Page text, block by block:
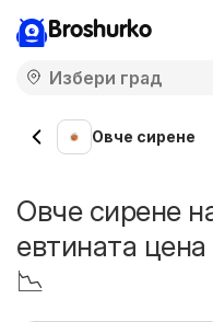
Broshurko
Овче сирене
Овче сирене
евтината
📉